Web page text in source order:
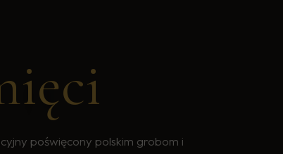
poświęcony polskim grobom i